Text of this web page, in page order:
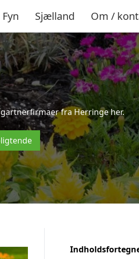
Fyn Sjælland Om /
fra Herringe her.